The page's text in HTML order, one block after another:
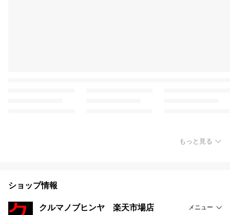
もっと見る
ショップ情報
クルマノブヒンヤ 楽天市場店 メニュー